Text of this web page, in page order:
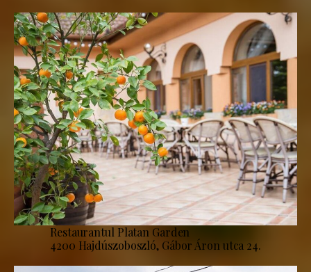
Restaurantul Platan Garden
4200 Hajdúszoboszló, Gábor Áron utca 24.